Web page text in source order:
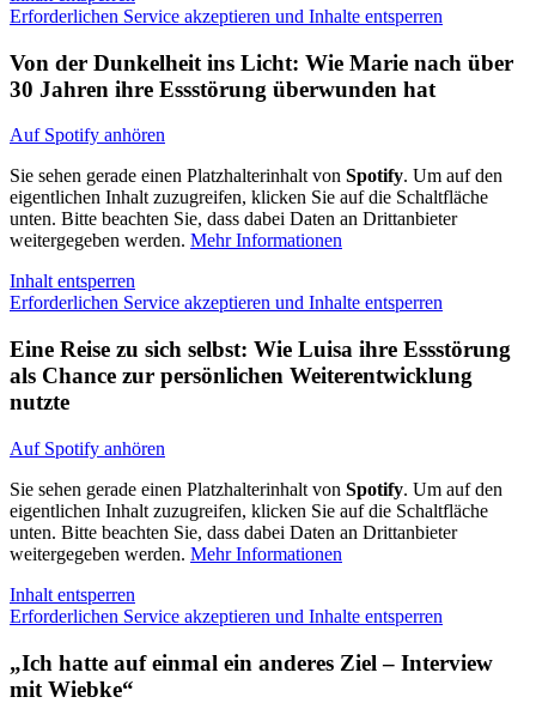
Erforderlichen Service akzeptieren und Inhalte entsperren
Von der Dunkelheit ins Licht: Wie Marie nach über
30 Jahren ihre Essstörung überwunden hat
Auf Spotify anhören
Sie sehen gerade einen Platzhalterinhalt von Spotify. Um auf den
eigentlichen Inhalt zuzugreifen, klicken Sie auf die Schaltfläche
unten. Bitte beachten Sie, dass dabei Daten an Drittanbieter
weitergegeben werden. Mehr Informationen
Inhalt entsperren
Erforderlichen Service akzeptieren und Inhalte entsperren
Eine Reise zu sich selbst: Wie Luisa ihre Essstörung
als Chance zur persönlichen Weiterentwicklung
nutzte
Auf Spotify anhören
Sie sehen gerade einen Platzhalterinhalt von Spotify. Um auf den
eigentlichen Inhalt zuzugreifen, klicken Sie auf die Schaltfläche
unten. Bitte beachten Sie, dass dabei Daten an Drittanbieter
weitergegeben werden. Mehr Informationen
Inhalt entsperren
Erforderlichen Service akzeptieren und Inhalte entsperren
„Ich hatte auf einmal ein anderes Ziel – Interview
mit Wiebke“